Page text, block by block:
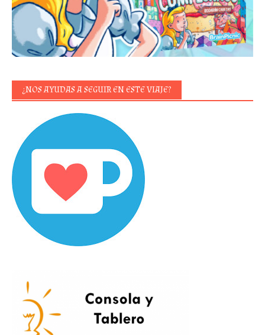
¿NOS AYUDAS A SEGUIR EN ESTE VIAJE?